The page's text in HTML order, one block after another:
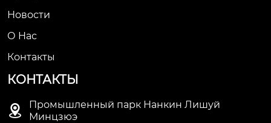
Новости
О Hас
Контакты
КОНТАКТЫ

Промышленный парк Нанкин Лишуй
Минцзюэ